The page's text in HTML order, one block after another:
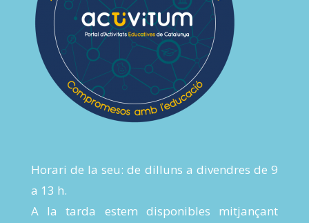
Horari de la seu: de dilluns a divendres de 9
a 13 h.
A la tarda estem disponibles mitjançant